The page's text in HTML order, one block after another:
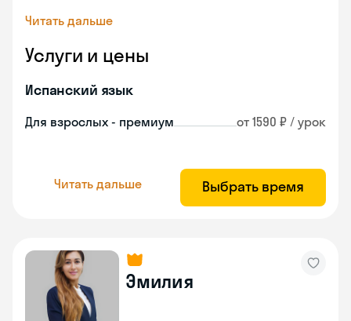
Читать дальше
Услуги и цены
Испанский язык
Для взрослых - премиум от 1590 ₽ / урок
Читать дальше Выбрать время
Эмилия